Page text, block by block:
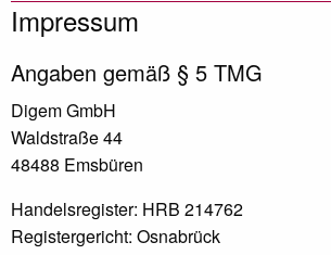
Impressum
Angaben gemäß § 5 TMG
Digem GmbH
Waldstraße 44
48488 Emsbüren
Handelsregister: HRB 214762
Registergericht: Osnabrück